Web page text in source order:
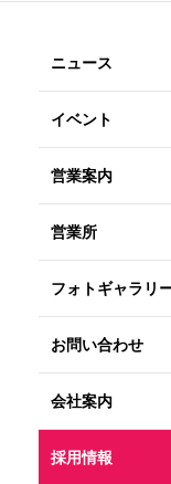
ニュース
イベント
営業案内
営業所
フォトギャラリ
お問い合わせ
会社案内
採用情報